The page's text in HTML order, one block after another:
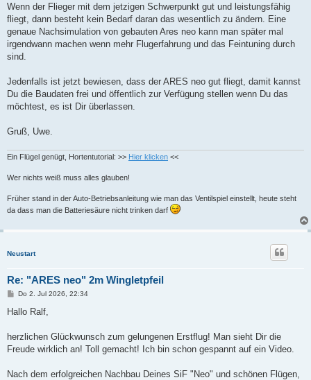
Wenn der Flieger mit dem jetzigen Schwerpunkt gut und leistungsfähig
fliegt, dann besteht kein Bedarf daran das wesentlich zu ändern. Eine
genaue Nachsimulation von gebauten Ares neo kann man später mal
irgendwann machen wenn mehr Flugerfahrung und das Feintuning durch
sind.
Jedenfalls ist jetzt bewiesen, dass der ARES neo gut fliegt, damit kannst
Du die Baudaten frei und öffentlich zur Verfügung stellen wenn Du das
möchtest, es ist Dir überlassen.
Gruß, Uwe.
Ein Flügel genügt, Hortentutorial: >> Hier klicken <<
Wer nichts weiß muss alles glauben!
Früher stand in der Auto-Betriebsanleitung wie man das Ventilspiel einstellt, heute steht
da dass man die Batteriesäure nicht trinken darf
Neustart
Re: "ARES neo" 2m Wingletpfeil
B
i
a
Do 2. Jul 2026, 22:34
Hallo Ralf,
herzlichen Glückwunsch zum gelungenen Erstflug! Man sieht Dir die
Freude wirklich an! Toll gemacht! Ich bin schon gespannt auf ein Video.
Nach dem erfolgreichen Nachbau Deines SiF "Neo" und schönen Flügen,